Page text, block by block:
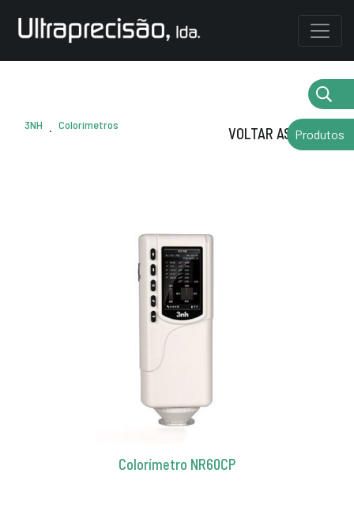
3NH . Colorímetros VOLTAR AS MARCAS
Colorímetro NR60CP
Produtos